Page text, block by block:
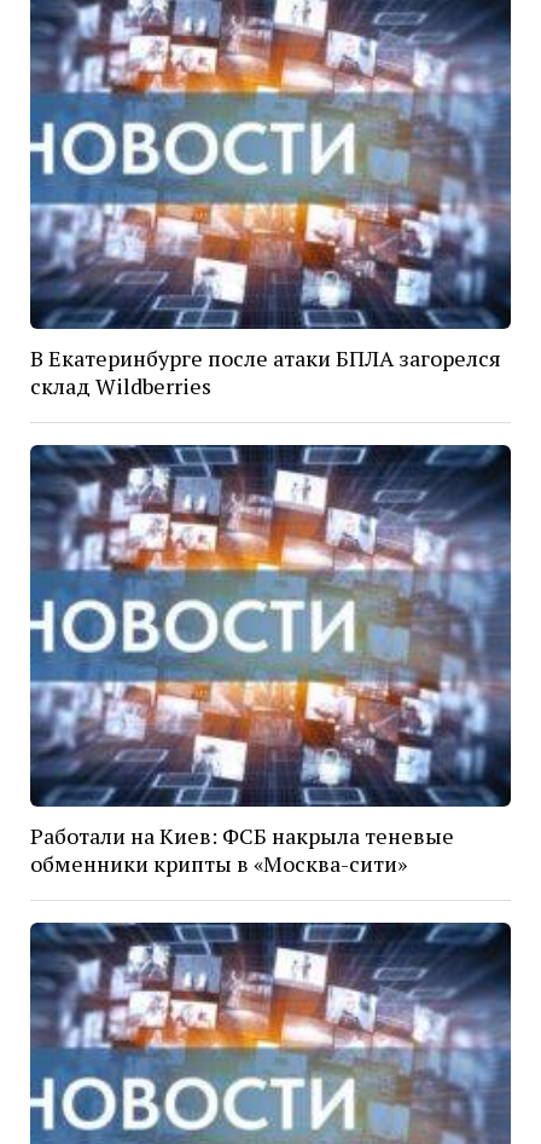
В Екатеринбурге после атаки БПЛА загорелся
склад Wildberries
Работали на Киев: ФСБ накрыла теневые
обменники крипты в «Москва-сити»